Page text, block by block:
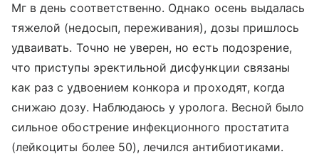
Мг в день соответственно. Однако осень выдалась
тяжелой (недосып, переживания), дозы пришлось
удваивать. Точно не уверен, но есть подозрение,
что приступы эректильной дисфункции связаны
как раз с удвоением конкора и проходят, когда
снижаю дозу. Наблюдаюсь у уролога. Весной было
сильное обострение инфекционного простатита
(лейкоциты более 50), лечился антибиотиками.